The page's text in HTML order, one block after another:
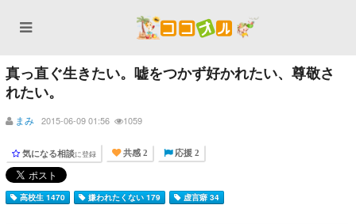
真っ直ぐ生きたい。嘘をつかず好かれたい、尊敬さ
れたい。
まみ 2015-06-09 01:56 1059
気になる相談に登録 共感 2 応援 2
高校生 1470 嫌われたくない 179 虚言癖 34